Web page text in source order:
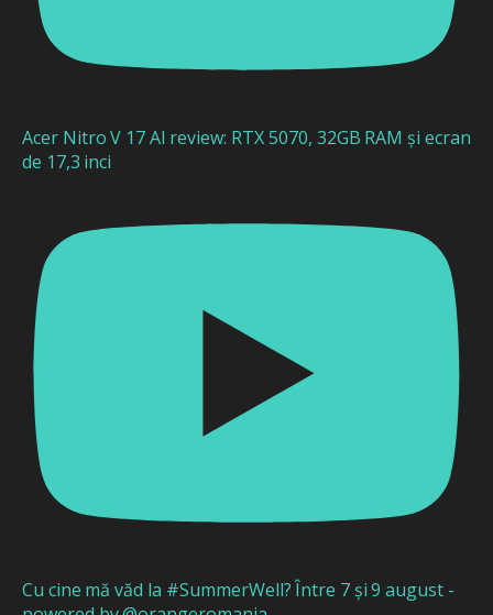
Acer Nitro V 17 AI review: RTX 5070, 32GB RAM și ecran
de 17,3 inci
Cu cine mă văd la #SummerWell? Între 7 și 9 august -